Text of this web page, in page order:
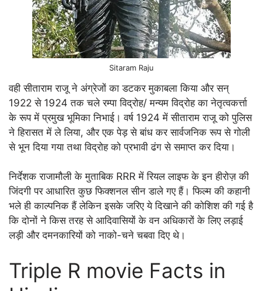
Sitaram Raju
वही सीताराम राजू ने अंग्रेजों का डटकर मुकाबला किया और सन्
1922 से 1924 तक चले रम्पा विद्रोह/ मन्यम विद्रोह का नेतृत्वकर्त्ता
के रूप में प्रमुख भूमिका निभाई। वर्ष 1924 में सीताराम राजू को पुलिस
ने हिरासत में ले लिया, और एक पेड़ से बांध कर सार्वजनिक रूप से गोली
से भून दिया गया तथा विद्रोह को प्रभावी ढंग से समाप्त कर दिया।
निर्देशक राजामौली के मुताबिक RRR में रियल लाइफ के इन हीरोज़ की
जिंदगी पर आधारित कुछ फिक्शनल सीन डाले गए हैं। फिल्म की कहानी
भले ही काल्पनिक हैं लेकिन इसके जरिए ये दिखाने की कोशिश की गई है
कि दोनों ने किस तरह से आदिवासियों के वन अधिकारों के लिए लड़ाई
लड़ी और दमनकारियों को नाको-चने चबवा दिए थे।
Triple R movie Facts in